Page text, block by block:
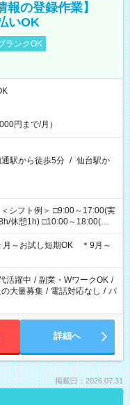
の登録作業】
いOK
ランクOK
円まで/月）
通駅から徒歩5分 / 仙台駅か
休憩1h) □10:00～18:00(実
働7h/休憩1h) □10:00～19:00(実働8h/休憩1h) ＊時間固定ＯＫ
～お試し短期OK ＊9月～
活躍中 / 副業・WワークOK /
大量募集 / 電話対応なし / パ
詳細へ
掲載日：2026.07.31